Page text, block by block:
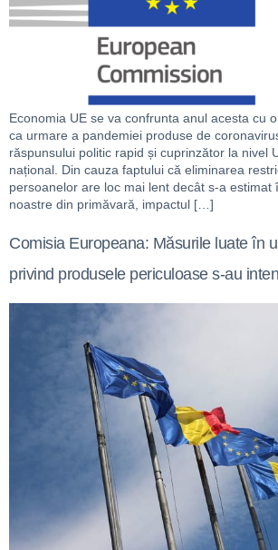
Economia UE se va confrunta anul acesta cu
ca urmare a pandemiei produse de
răspunsului politic rapid și cuprinzător la nivel
național. Din cauza faptului că eliminarea
persoanelor are loc mai lent decât s-a estimat
noastre din primăvară, impactul […]
Comisia Europeana: Măsurile luate în
privind produsele periculoase s-au